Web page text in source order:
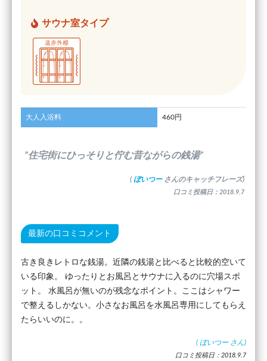
サウナ室タイプ
大人入浴料 460円
”住宅街にひっそりと佇む昔ながらの銭湯”
( ぼいつー さんのキャッチフレーズ)
口コミ投稿日：2018.9.7
最新の口コミコメント
古き良きレトロな銭湯。近隣の銭湯と比べると比較的空いて
いる印象。 ゆったりとお風呂とサウナに入るのに穴場スポ
ット。 水風呂が無いのが残念なポイント。ここはシャワー
で整えるしかない。小さなお風呂を水風呂専用にしてもらえ
たらいいのに。。
( ぼいつー さん)
口コミ投稿日：2018.9.7